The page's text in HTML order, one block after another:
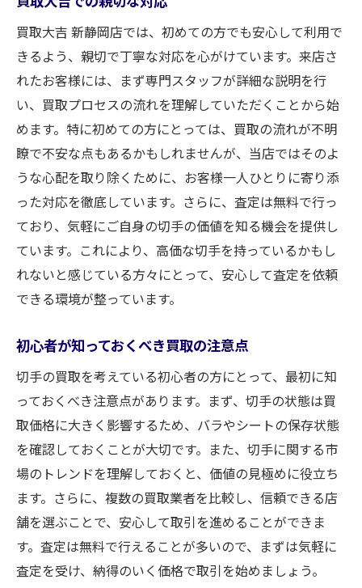
買取大吉 新静岡店では、初めての方でも安心して利用で
きるよう、親切で丁寧な対応を心がけています。来店さ
れたお客様には、まず専門スタッフが詳細な説明を行
い、買取プロセスの流れを理解していただくことから始
めます。特に初めての方にとっては、買取の流れが不明
瞭で不安な点もあるかもしれませんが、当店ではそのよ
うな心配を取り除くために、お客様一人ひとりに寄り添
った対応を徹底しています。さらに、査定は無料で行っ
ており、気軽にご自身の切手の価値を知る機会を提供し
ています。これにより、高価な切手を持っているかもし
れないと感じている方々にとって、安心して査定を依頼
できる環境が整っています。
初心者が知っておくべき買取の注意点
切手の買取を考えている初心者の方にとって、最初に知
っておくべき注意点があります。まず、切手の状態は買
取価格に大きく影響するため、バラやシートの保存状態
を確認しておくことが大切です。また、切手に関する市
場のトレンドを理解しておくと、価値の見極めに役立ち
ます。さらに、複数の買取業者を比較し、信頼できる店
舗を選ぶことで、安心して取引を進めることができま
す。査定は無料で行えることが多いので、まずは気軽に
査定を受け、納得のいく価格で取引を始めましょう。